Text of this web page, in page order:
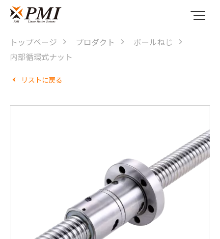
トップページ プロダクト
ボールねじ
内部循環式ナット
リストに戻る